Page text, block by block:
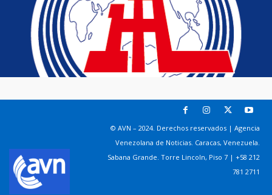
© AVN – 2024. Derechos reservados | Agencia
Venezolana de Noticias. Caracas, Venezuela.
Sabana Grande. Torre Lincoln, Piso 7 | +58 212
781 2711